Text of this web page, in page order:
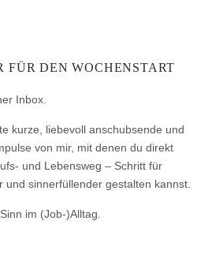
FÜR DEN WOCHENSTART
Inbox.
kurze, liebevoll anschubsende und
von mir, mit denen du direkt
und Lebensweg – Schritt für
und sinnerfüllender gestalten kannst.
im (Job-)Alltag.